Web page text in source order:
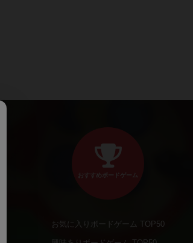
おすすめボードゲーム
お気に入りボードゲーム TOP50